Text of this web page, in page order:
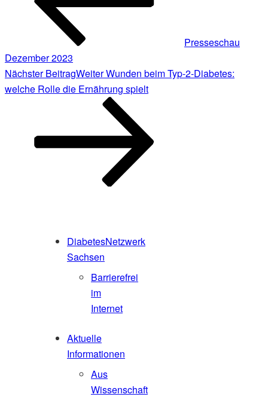
Presseschau
Dezember 2023
Nächster BeitragWeiterWunden beim Typ-2-Diabetes:
welche Rolle die Ernährung spielt
DiabetesNetzwerk
Sachsen
Barrierefrei
im
Internet
Aktuelle
Informationen
Aus
Wissenschaft